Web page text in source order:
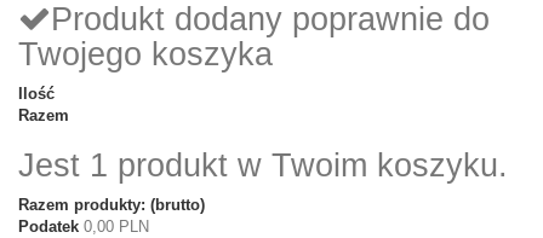
Produkt dodany poprawnie do
Twojego koszyka
Ilość
Razem
Jest 1 produkt w Twoim koszyku.
Razem produkty: (brutto)
Podatek 0,00 PLN